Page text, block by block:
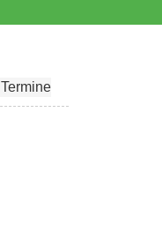
Termine